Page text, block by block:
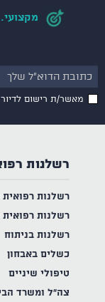
מקצועי.
מאשר/ת רישום לדיור
רשלנות
רשלנות רפואית
רשלנות רפואית
רשלנות בניתוח
כשלים באבחון
טיפולי שיניים
צה"ל ומשרד